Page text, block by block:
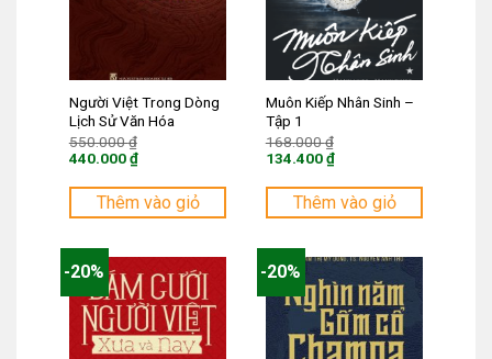
Người Việt Trong Dòng
Lịch Sử Văn Hóa
550.000₫
550.000 ₫.
440.000₫
hiện
là:
Thêm vào giỏ
Muôn Kiếp Nhân Sinh –
Tập 1
168.000₫
168.000 ₫.
134.400₫
hiện
là:
Thêm vào giỏ
-20% -20%